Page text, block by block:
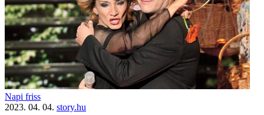
Napi friss
2023. 04. 04. story.hu